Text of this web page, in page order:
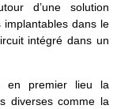
d’une solution
implantables dans le
intégré dans un
en premier lieu la
diverses comme la